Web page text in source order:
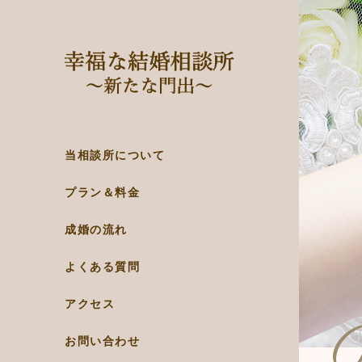
当相談所について
プラン＆料金
成婚の流れ
よくある質問
アクセス
お問い合わせ